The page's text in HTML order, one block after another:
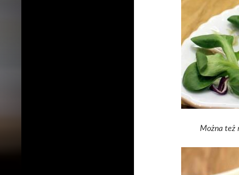
Można też